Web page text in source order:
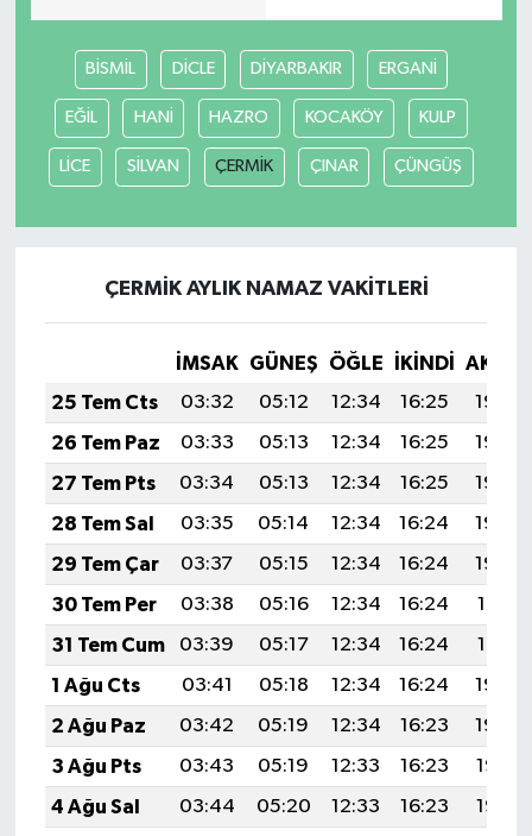
BİSMİL DİCLE DİYARBAKIR ERGANİ
EĞİL HANİ HAZRO KOCAKÖY KULP
LİCE SİLVAN ÇERMİK ÇINAR ÇÜNGÜŞ
ÇERMİK AYLIK NAMAZ VAKITLERI
İMSAK GÜNEŞ ÖĞLE İKINDI
25 Tem Cts
03:32 05:12 12:34 16:25
19:46
26 Tem Paz
03:33 05:13 12:34 16:25
19:45
27 Tem Pts
03:34 05:13 12:34 16:25
19:44
28 Tem Sal
03:35 05:14 12:34 16:24
19:43
29 Tem Çar
03:37 05:15 12:34 16:24
19:42
30 Tem Per
03:38 05:16 12:34 16:24
19:41
31 Tem Cum
03:39 05:17 12:34 16:24
19:41
1 Ağu Cts
03:41 05:18 12:34 16:24
19:40
2 Ağu Paz
03:42 05:19 12:34 16:23
19:39
3 Ağu Pts
03:43 05:19 12:33 16:23
19:38
4 Ağu Sal
03:44 05:20 12:33 16:23
19:37